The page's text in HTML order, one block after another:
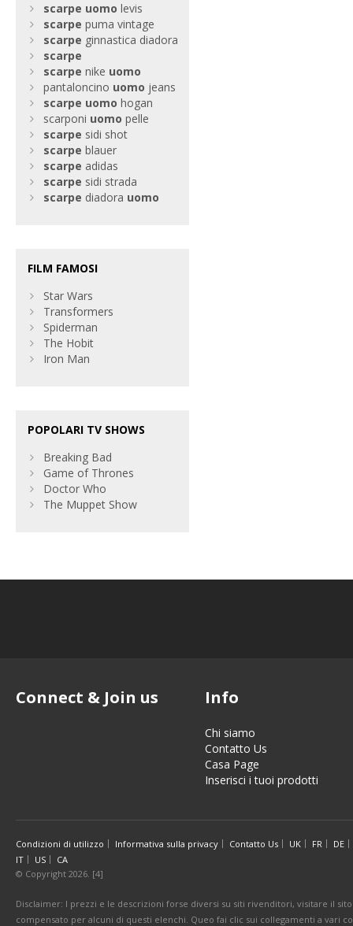
scarpe uomo levis
scarpe puma vintage
scarpe ginnastica diadora
scarpe
scarpe nike uomo
pantaloncino uomo jeans
scarpe uomo hogan
scarponi uomo pelle
scarpe sidi shot
scarpe blauer
scarpe adidas
scarpe sidi strada
scarpe diadora uomo
FILM FAMOSI
Star Wars
Transformers
Spiderman
The Hobit
Iron Man
POPOLARI TV SHOWS
Breaking Bad
Game of Thrones
Doctor Who
The Muppet Show
Connect & Join us Info
Chi siamo
Contatto Us
Casa Page
Inserisci i tuoi prodotti
Condizioni di utilizzo Informativa sulla privacy Contatto Us UK FR
DE
IT
US
CA
© Copyright 2026. [4]
Disclaimer: I prezzi e le descrizioni forse diversi su siti rivenditori, visitare il
compensato per alcuni di questi elenchi. Queo fai clic sui collegamenti a vari